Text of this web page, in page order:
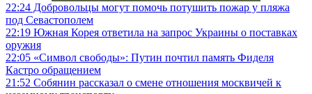
22:24 Добровольцы могут помочь потушить пожар у пляжа
под Севастополем
22:19 Южная Корея ответила на запрос Украины о поставках
оружия
22:05 «Символ свободы»: Путин почтил память Фиделя
Кастро обращением
21:52 Собянин рассказал о смене отношения москвичей к